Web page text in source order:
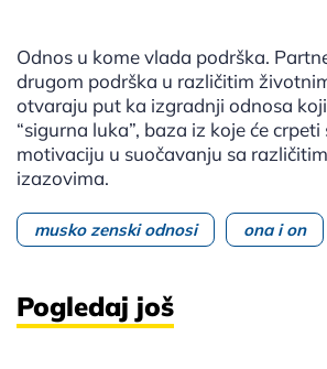
Odnos u kome vlada podrška.
drugom podrška u različitim
otvaraju put ka izgradnji odnosa
“sigurna luka”, baza iz koje će crpeti
motivaciju u suočavanju sa
izazovima.
musko zenski odnosi ona i on
Pogledaj još